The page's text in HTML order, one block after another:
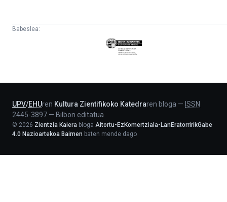
Babeslea:
Eusko
Jaurlaritza
UPV/EHUren Kultura Zientifikoko Katedraren bloga — ISSN
2445-3897 — Bilbon editatua
© 2026 Zientzia Kaiera bloga Aitortu-EzKomertziala-LanEratorririkGabe
4.0 Nazioartekoa Baimen baten mende dago